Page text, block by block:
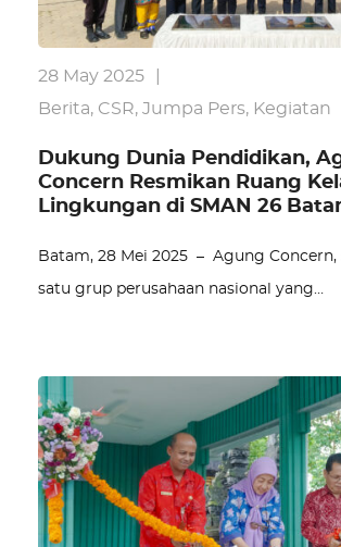
28 May 2025
Berita, CSR, Jumpa Pers, Kegiatan
Dukung Dunia Pendidikan,
Concern Resmikan Ruang
Lingkungan di SMAN 26
Batam, 28 Mei 2025 – Agung Concern,
satu grup perusahaan nasional yang…